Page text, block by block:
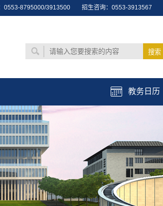
0553-8795000/3913500 招生咨询：0553-3913567
搜索
教务日历